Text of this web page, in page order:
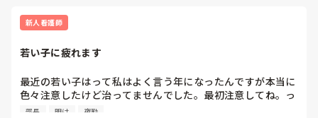
精神鑑定しているかのように
みんな忖度横行チクリ横行、自己防衛で必死
うまくやっているうちはミスの粗探し、些細なことでつつい
この年で髪型を注意、デカい声で怒られたから前髪カット泣
昭和初期の頑固親父みたいなひとだからパワハラわかってな
い
新人看護師
若い子に疲れます
最近の若い子はって私はよく言う年になったんですが本当に
色々注意したけど治ってませんでした。最初注意してね。っ
て言って次に夜勤明けで疲れて注意する元気も無くLINEで怒
部長 明け 夜勤